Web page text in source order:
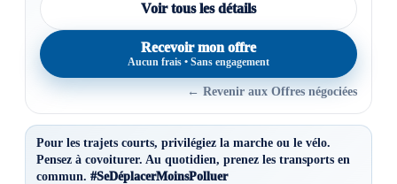
Voir tous les détails
Recevoir mon offre
Aucun frais • Sans engagement
← Revenir aux Offres négociées
Pour les trajets courts, privilégiez la marche ou le vélo.
Pensez à covoiturer. Au quotidien, prenez les transports en
commun. #SeDéplacerMoinsPolluer